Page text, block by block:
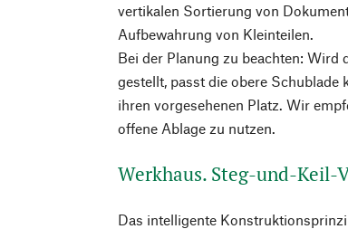
vertikalen Sortierung von
Aufbewahrung von Kleinteilen.
Bei der Planung zu beachten: Wird
gestellt, passt die obere
ihren vorgesehenen Platz. Wir
offene Ablage zu nutzen.
Werkhaus. Steg-und-Keil-
Das intelligente